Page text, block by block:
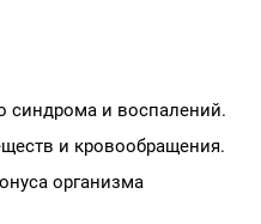
синдрома и воспалений.
и кровообращения.
организма